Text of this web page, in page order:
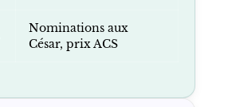
Nominations aux
César, prix ACS